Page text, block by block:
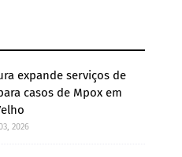
expande serviços de
casos de Mpox em
2026